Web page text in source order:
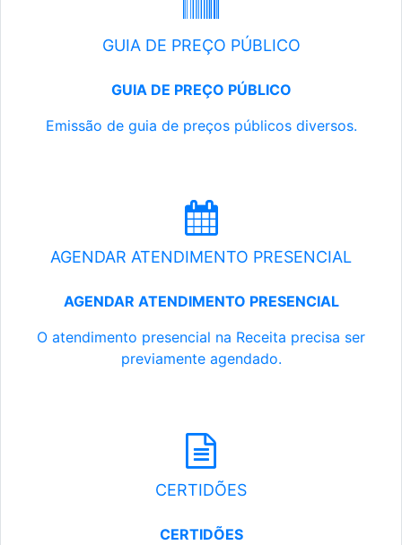
GUIA DE PREÇO PÚBLICO
GUIA DE PREÇO PÚBLICO
Emissão de guia de preços públicos diversos.
AGENDAR ATENDIMENTO PRESENCIAL
AGENDAR ATENDIMENTO PRESENCIAL
O atendimento presencial na Receita precisa ser
previamente agendado.
CERTIDÕES
CERTIDÕES